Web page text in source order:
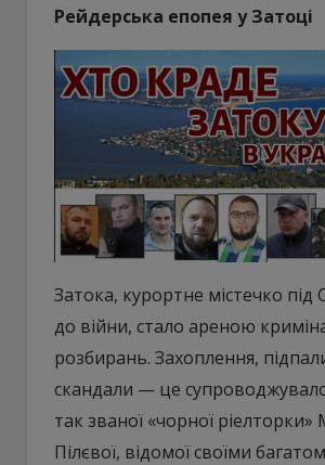
Рейдерська епопея у Затоці
Затока, курортне містечко
до війни, стало ареною
розбирань. Захоплення,
скандали — це супроводжувало
так званої «чорної ріелторки»
Пілєвої, відомої своїми